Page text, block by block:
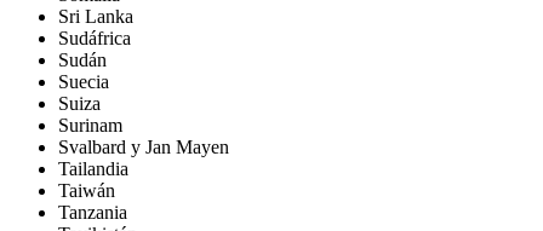
Sri Lanka
Sudáfrica
Sudán
Suecia
Suiza
Surinam
Svalbard y Jan Mayen
Tailandia
Taiwán
Tanzania